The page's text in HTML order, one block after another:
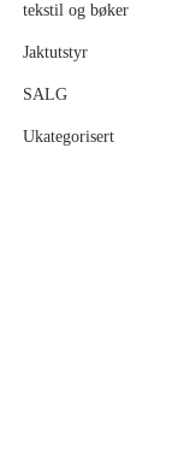
tekstil og bøker
Jaktutstyr
SALG
Ukategorisert